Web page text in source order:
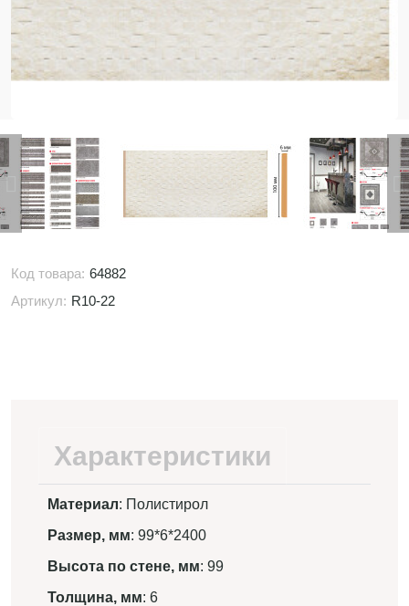
Код товара: 64882
Артикул: R10-22
Характеристики
Материал: Полистирол
Размер, мм: 99*6*2400
Высота по стене, мм: 99
Толщина, мм: 6